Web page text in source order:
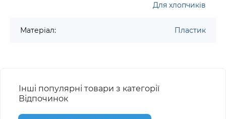
Для хлопчиків
Матеріал: Пластик
Інші популярні товари з категорії
Відпочинок